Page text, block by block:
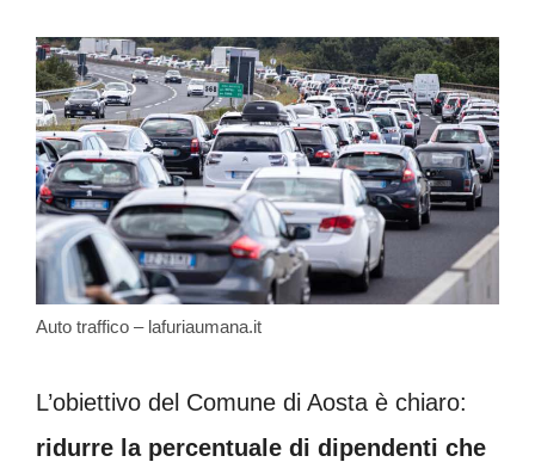
Auto traffico – lafuriaumana.it
L’obiettivo del Comune di Aosta è chiaro:
ridurre la percentuale di dipendenti che